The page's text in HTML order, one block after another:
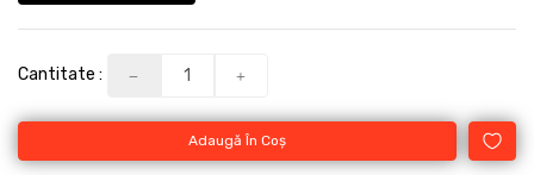
Cantitate :
Adaugă În Coş